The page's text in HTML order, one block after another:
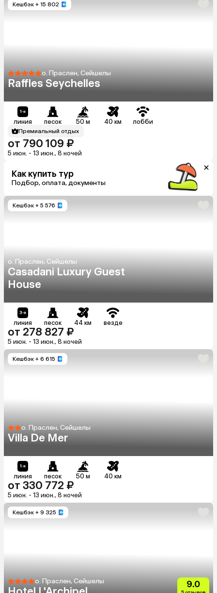
Кешбэк + 15 802
о. Праслен, Сейшелы
Raffles Seychelles
линия песок 50 м 40 км лобби
Премиальный отдых
от 790 109 ₽
5 июн. - 13 июн., 8 ночей
Как купить тур
Подбор, оплата, документы
Кешбэк + 5 576
о. Праслен, Сейшелы
Casadani Luxury Guest
House
линия песок 44 км везде
от 278 827 ₽
5 июн. - 13 июн., 8 ночей
Кешбэк + 6 615
о. Праслен, Сейшелы
Villa De Mer
линия песок 50 м 40 км
от 330 772 ₽
5 июн. - 13 июн., 8 ночей
Кешбэк + 9 325
о. Праслен, Сейшелы 9.0